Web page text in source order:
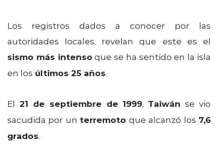
Los registros dados a conocer por las
autoridades locales, revelan que este es el
sismo más intenso que se ha sentido en la isla
en los últimos 25 años.
El 21 de septiembre de 1999, Taiwán se vio
sacudida por un terremoto que alcanzó los 7,6
grados.